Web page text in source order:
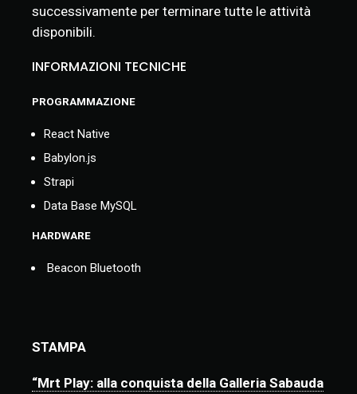
successivamente per terminare tutte le attività
disponibili.
INFORMAZIONI TECNICHE
PROGRAMMAZIONE
React Native
Babylon.js
Strapi
Data Base MySQL
HARDWARE
Beacon Bluetooth
STAMPA
“Mrt Play: alla conquista della Galleria Sabauda